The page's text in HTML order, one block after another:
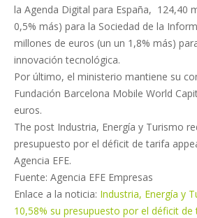
la Agenda Digital para España, 124,40
0,5% más) para la Sociedad de la
millones de euros (un un 1,8% más)
innovación tecnológica.
Por último, el ministerio mantiene su
Fundación Barcelona Mobile World
euros.
The post Industria, Energía y Turismo
presupuesto por el déficit de tarifa
Agencia EFE.
Fuente: Agencia EFE Empresas
Enlace a la noticia: Industria, Energía y
10,58% su presupuesto por el déficit de